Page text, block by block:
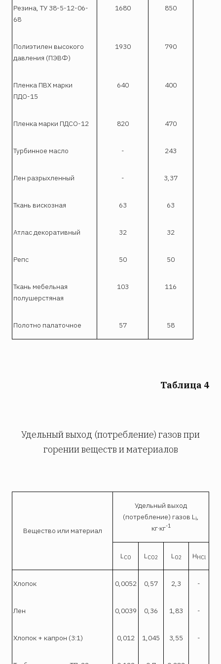
Резина, ТУ 38-5-12-06-
68
1680 850
Полиэтилен высокого
давления (ПЭВФ)
1930 790
Пленка ПВХ марки
ПДО-15
640 400
Пленка марки ПДСО-12 820 470
Турбинное масло - 243
Лен разрыхленный - 3,37
Ткань вискозная 63 63
Атлас декоративный 32 32
Репс 50 50
Ткань мебельная
полушерстяная
103 116
Полотно палаточное 57 58
Таблица 4
Удельный выход (потребление) газов при
горении веществ и материалов
Вещество или материал
Удельный выход
(потребление) газов L i
кг·кг-1
L CO L CO2 L O2 HHCl
Хлопок 0,0052 0,57 2,3 -
Лен 0,0039 0,36 1,83 -
Хлопок + капрон (3:1) 0,012 1,045 3,55 -